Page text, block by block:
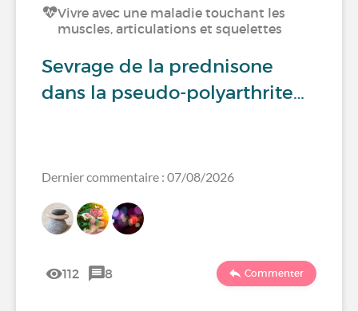
Vivre avec une maladie touchant les
muscles, articulations et squelettes
Sevrage de la prednisone
dans la pseudo-polyarthrite…
Dernier commentaire : 07/08/2026
112 8 Commenter